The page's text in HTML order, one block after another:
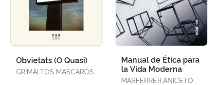
Obvietats (O Quasi)
GRIMALTOS MASCARÓS,
Manual de Ética para
la Vida Moderna
MASFERRER,ANICETO